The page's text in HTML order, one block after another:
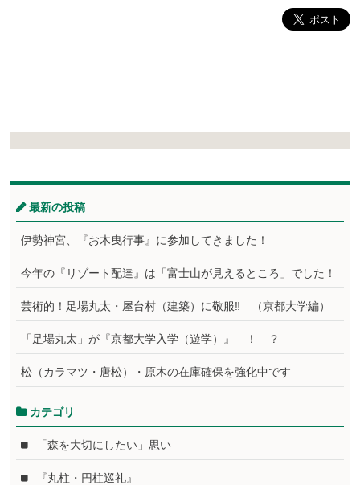
最新の投稿
伊勢神宮、『お木曳行事』に参加してきました！
今年の『リゾート配達』は「富士山が見えるところ」でした！
芸術的！足場丸太・屋台村（建築）に敬服‼ （京都大学編）
「足場丸太」が『京都大学入学（遊学）』 ！ ？
松（カラマツ・唐松）・原木の在庫確保を強化中です
カテゴリ
「森を大切にしたい」思い
『丸柱・円柱巡礼』